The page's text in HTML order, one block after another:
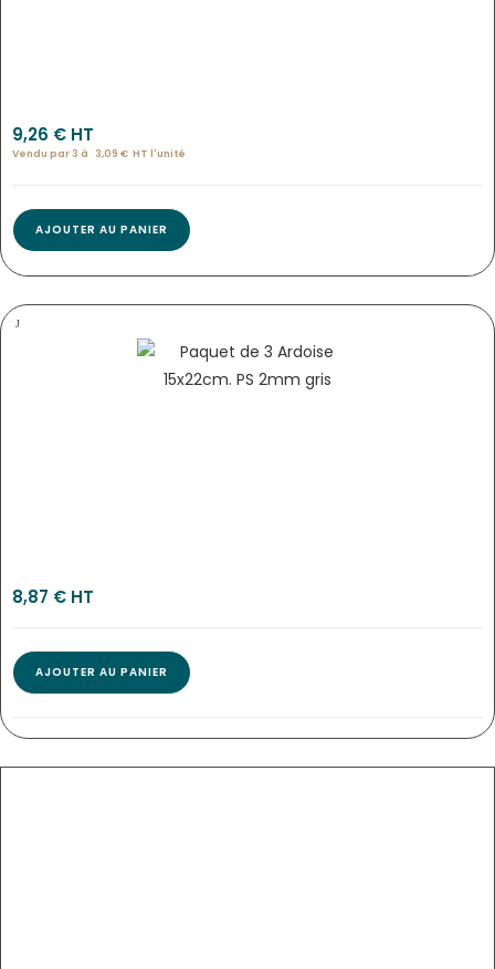
9,26 € HT
Vendu par 3 à 3,09 € HT l'unité
AJOUTER AU PANIER
8,87 € HT
AJOUTER AU PANIER